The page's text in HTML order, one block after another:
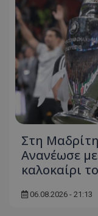
Στη
Ανανέωσε
καλοκαίρι
06.08.2026 - 21:13